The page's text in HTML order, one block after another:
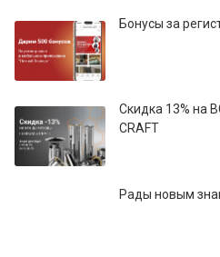
Бонусы за
Скидка 13% на
CRAFT
Рады новым